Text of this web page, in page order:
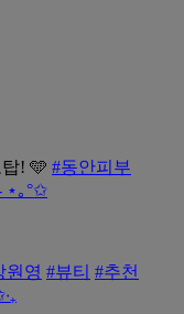
! 🩵 #동안피부
⋆｡°✩
원영 #뷰티 #추천